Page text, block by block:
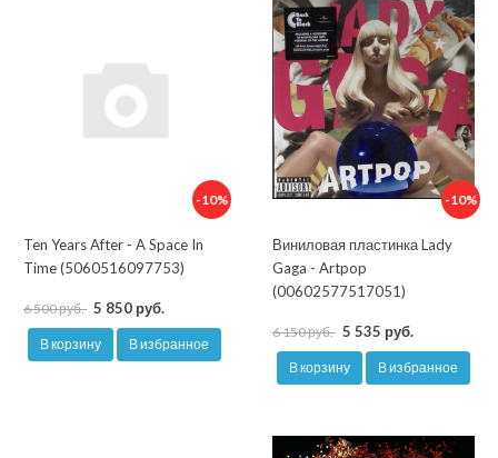
-10%
Ten Years After - A Space In
Time (5060516097753)
6 500 руб. 5 850 руб.
В корзину В избранное
-10%
Виниловая пластинка Lady
Gaga - Artpop
(00602577517051)
6 150 руб. 5 535 руб.
В корзину В избранное